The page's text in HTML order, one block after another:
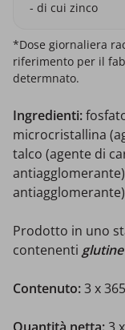
- di cui zinco
*Dose giornaliera
riferimento per il
determnato.
Ingredienti:
microcristallina
talco (agente di
Prodotto in uno
contenenti glutine
Contenuto:3 x